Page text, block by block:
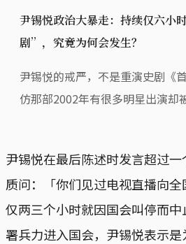
尹锡悦政治大暴走：持续仅六小
剧”，究竟为何会发生？
尹锡悦的戒严，不是重演史剧《
仿那部2002年有很多明星出演却
尹锡悦在最后陈述时发言超过
质问：「你们见过电视直播向全
仅两三个小时就因国会叫停而
署兵力进入国会，尹锡悦表示